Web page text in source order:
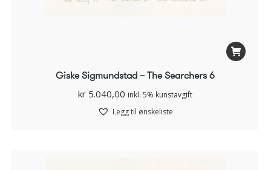
Giske Sigmundstad – The Searchers 6
kr 5.040,00 inkl. 5% kunstavgift
Legg til ønskeliste